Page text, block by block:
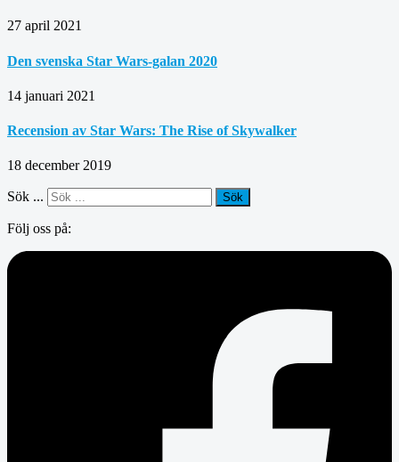
27 april 2021
Den svenska Star Wars-galan 2020
14 januari 2021
Recension av Star Wars: The Rise of Skywalker
18 december 2019
Sök ... Sök
Följ oss på: